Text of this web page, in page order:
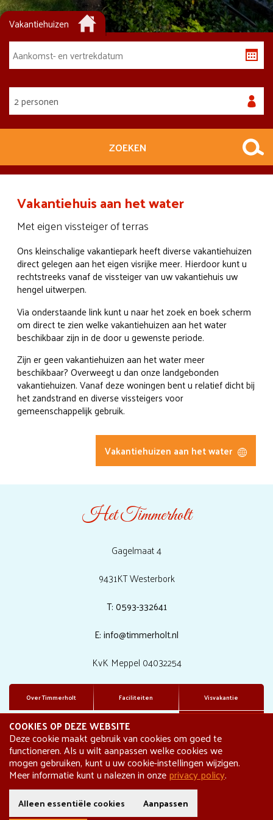
Vakantiehuizen
2 personen
ZOEKEN
Vakantiehuis aan het water
Met eigen vissteiger of terras
Ons kleinschalige vakantiepark heeft diverse vakantiehuizen
direct gelegen aan het eigen visrijke meer. Hierdoor kunt u
rechtstreeks vanaf de vissteiger van uw vakantiehuis uw
hengel uitwerpen.
Via onderstaande link kunt u naar het zoek en boek scherm
om direct te zien welke vakantiehuizen aan het water
beschikbaar zijn in de door u gewenste periode.
Zijn er geen vakantiehuizen aan het water meer
beschikbaar? Overweegt u dan onze landgebonden
vakantiehuizen. Vanaf deze woningen bent u relatief dicht bij
het zandstrand en diverse vissteigers voor
gemeenschappelijk gebruik.
Vakantiehuizen aan het water
Over Timmerholt Faciliteiten Visvakantie
Vakantiehuizen Mijn omgeving
Het Timmerholt
Gagelmaat 4
9431KT Westerbork
T: 0593-332641
E: info@timmerholt.nl
KvK Meppel 04032254
© Vakantiepark Het Timmerholt
COOKIES OP DEZE WEBSITE
Deze cookie maakt gebruik van cookies om goed te
functioneren. Als u wilt aanpassen welke cookies we
mogen gebruiken, kunt u uw cookie-instellingen wijzigen.
Meer informatie kunt u nalezen in onzeprivacy policy.
Alleen essentiële cookies Aanpassen